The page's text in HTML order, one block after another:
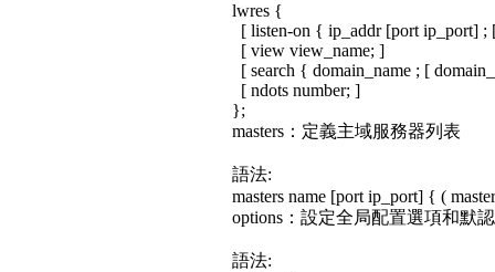
lwres {
[ listen-on { ip_addr [port ip_port]
[ view view_name; ]
[ search { domain_name ; [
[ ndots number; ]
};
masters：定義主域服務器列表
語法:
masters name [port ip_port] { (
options：設定全局配置選項和默
語法: